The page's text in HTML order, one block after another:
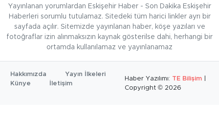
Yayınlanan yorumlardan Eskişehir Haber - Son Dakika Eskişehir
Haberleri sorumlu tutulamaz. Sitedeki tüm harici linkler ayrı bir
sayfada açılır. Sitemizde yayınlanan haber, köşe yazıları ve
fotoğraflar izin alınmaksızın kaynak gösterilse dahi, herhangi bir
ortamda kullanılamaz ve yayınlanamaz
Hakkımızda
Yayın İlkeleri
Künye
İletişim
Haber Yazılımı: TE Bilişim
Copyright © 2026